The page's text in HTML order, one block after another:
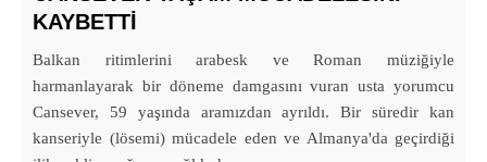
KAYBETTI
Balkan ritimlerini arabesk ve Roman müziğiyle
harmanlayarak bir döneme damgasını vuran usta yorumcu
Cansever, 59 yaşında aramızdan ayrıldı. Bir süredir kan
kanseriyle (lösemi) mücadele eden ve Almanya'da geçirdiği